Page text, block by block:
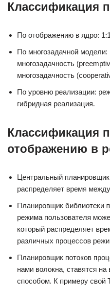
Классификация
По отображению в ядро:
По многозадачной
многозадачность
многозадачность
По уровню реализации:
гибридная реализация.
Классификация
отображению в
Центральный
распределяет время
Планировщик библиотеки
режима пользователя
который распределяет
различных процессов
Планировщик потоков
нами волокна, ставятся
способом. К примеру свой